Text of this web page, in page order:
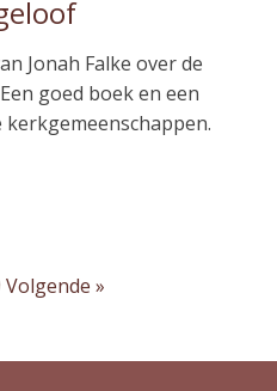
Jonah Falke over de
goed boek en een
Volgende »